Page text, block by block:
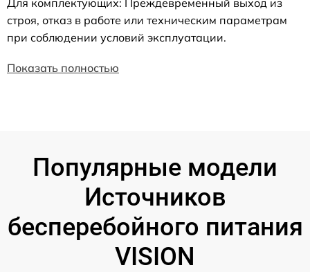
строя, отказ в работе или техническим параметрам
при соблюдении условий эксплуатации.
Показать полностью
Популярные модели
Источников
бесперебойного питания
VISION